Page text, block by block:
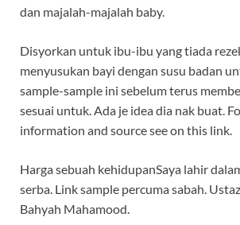
dan majalah-majalah baby.
Disyorkan untuk ibu-ibu yang tiada
menyusukan bayi dengan susu badan
sample-sample ini sebelum terus
sesuai untuk. Ada je idea dia nak buat.
information and source see on this link.
Harga sebuah kehidupanSaya lahir
serba. Link sample percuma sabah.
Bahyah Mahamood.